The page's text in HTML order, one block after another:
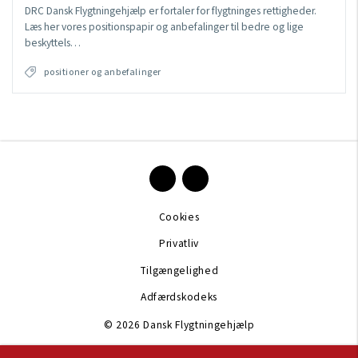
DRC Dansk Flygtningehjælp er fortaler for flygtninges rettigheder.
Læs her vores positionspapir og anbefalinger til bedre og lige
beskyttels…
positioner og anbefalinger
© 2026 Dansk Flygtningehjælp
Cookies
Privatliv
Tilgængelighed
Adfærdskodeks